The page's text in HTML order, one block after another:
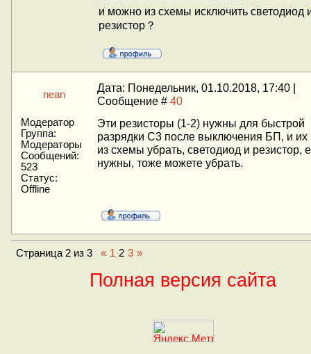
и можно из схемы исключить светодиод
резистор？
nean
Дата: Понедельник, 01.10.2018, 17:40 |
Сообщение # 40
Модератор
Группа:
Модераторы
Сообщений:
523
Статус:
Offline
Эти резисторы (1-2) нужны для быстрой
разрядки С3 после выключения БП, и
из схемы убрать, светодиод и резистор,
нужны, тоже можете убрать.
Страница 2 из 3 « 1 2 3 »
Полная версия сайта